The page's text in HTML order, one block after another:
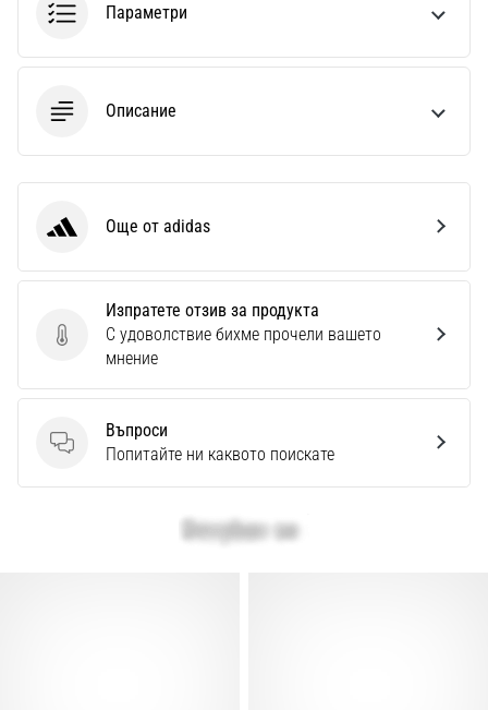
Параметри
Описание
Изпратете отзив за продукта
Изпратете отзив за продукта
С удоволствие бихме прочели вашето
мнение
Въпроси
Въпроси
Попитайте ни каквото поискате
adidas Още от adidas